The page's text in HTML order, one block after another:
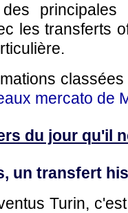
principales
les transferts
mercato de
du jour qu'il
un transfert
Turin,